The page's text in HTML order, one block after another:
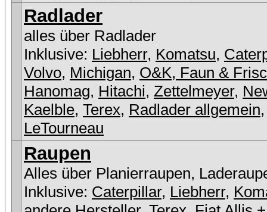
Radlader
alles über Radlader
Inklusive: Liebherr, Komatsu,
Volvo, Michigan, O&K, Faun &
Hanomag, Hitachi, Zettelmeyer,
Kaelble, Terex, Radlader allgemein,
LeTourneau
Raupen
Alles über Planierraupen,
Inklusive: Caterpillar, Liebherr,